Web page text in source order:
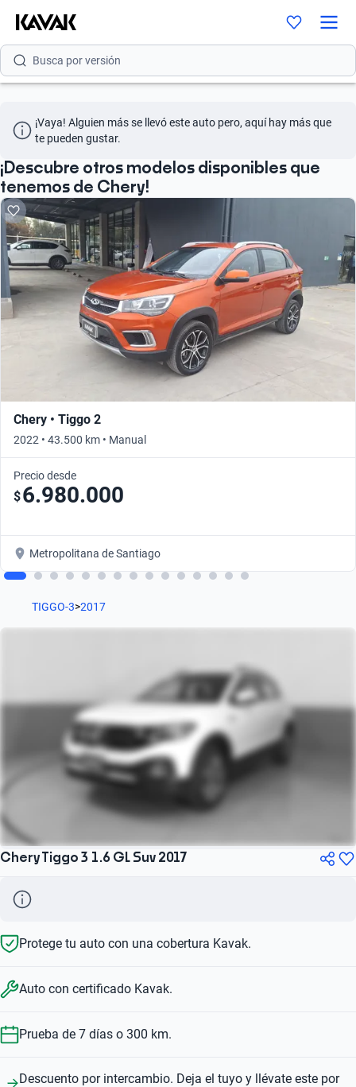
Busca por modelo
Busca por versión
Busca por marca
Busca por modelo
Busca por versión
Busca por año
¡Vaya! Alguien más se llevó este auto pero, aquí hay más que
te pueden gustar.
¡Descubre otros modelos disponibles que
tenemos de Chery!
Chery • Tiggo 2
2022 • 43.500 km • Manual
Precio desde
$6.980.000
Metropolitana de Santiago
TIGGO-3>2017
Chery Tiggo 3 1.6 GL Suv 2017
Protege tu auto con una cobertura Kavak.
Auto con certificado Kavak.
Prueba de 7 días o 300 km.
Descuento por intercambio. Deja el tuyo y llévate este por